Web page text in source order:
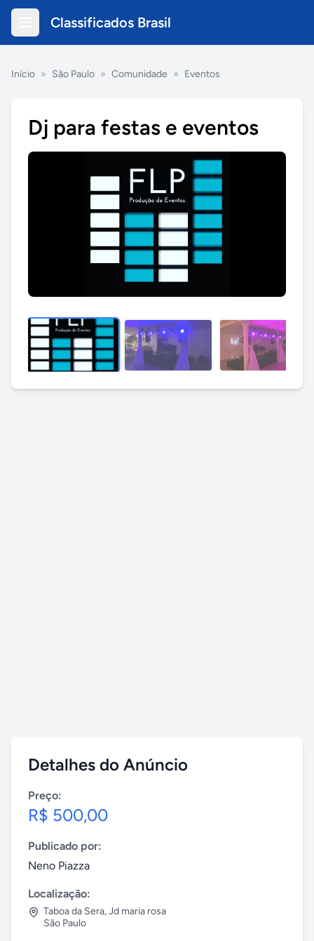
Classificados Brasil
Início » São Paulo » Comunidade » Eventos
Dj para festas e eventos
Detalhes do Anúncio
Preço:
R$ 500,00
Publicado por:
Neno Piazza
Localização:
Taboa da Sera,Jd maria rosa
São Paulo